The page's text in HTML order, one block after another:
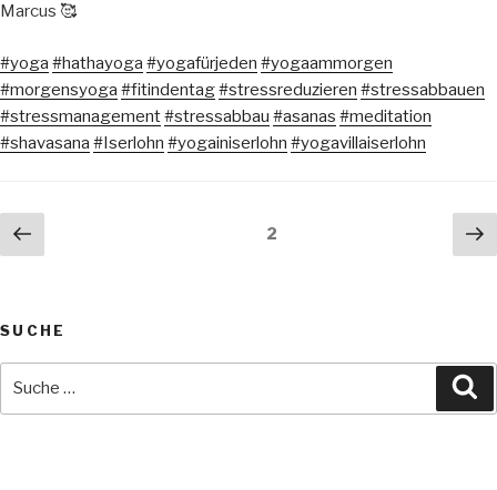
Marcus 🥰
#yoga #hathayoga #yogafürjeden #yogaammorgen
#morgensyoga #fitindentag#stressreduzieren #stressabbauen
#stressmanagement#stressabbau #asanas #meditation
#shavasana #Iserlohn #yogainiserlohn #yogavillaiserlohn
Seitennummerierung
der
Vorherige
Seite
2
SUCHE